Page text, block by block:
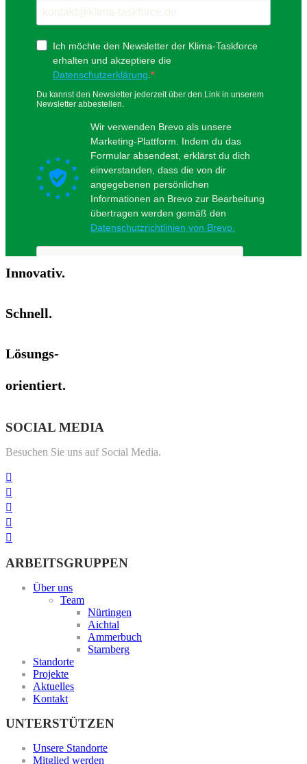
Innovativ.
Schnell.
Lösungs-
orientiert.
SOCIAL MEDIA
Besuchen Sie uns auf Social Media.
ARBEITSGRUPPEN
Über uns
Team
Nürtingen
Aichtal
Ammerbuch
Starnberg
Standorte
Projekte
Aktuelles
Kontakt
UNTERSTÜTZEN
Unsere Standorte
Mitglied werden